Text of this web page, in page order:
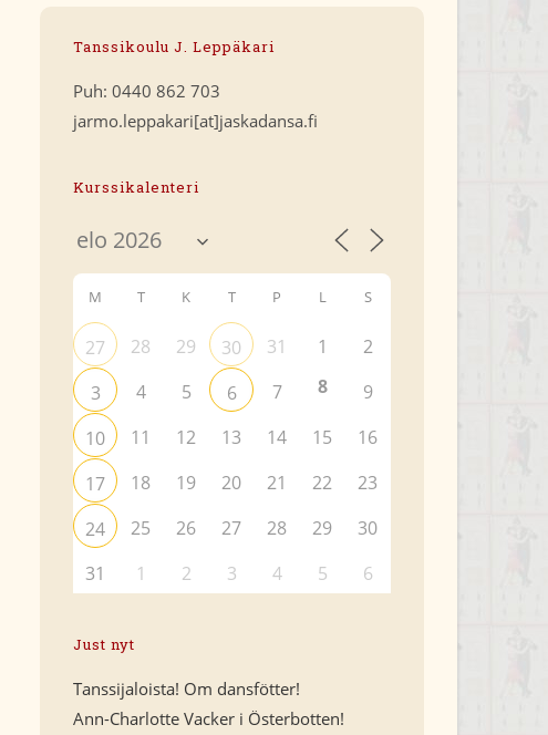
Tanssikoulu J. Leppäkari
Puh: 0440 862 703
jarmo.leppakari[at]jaskadansa.fi
Kurssikalenteri
M T K T P L S
27 28 29 30 31 1
2
3
4 5 6 7 8
9
10
11 12 13 14 15
16
17
18 19 20 21 22
23
24
25 26 27 28 29
30
31
1 2 3 4 5 6
Just nyt
Tanssijaloista! Om dansfötter!
Ann-Charlotte Vacker i Österbotten!